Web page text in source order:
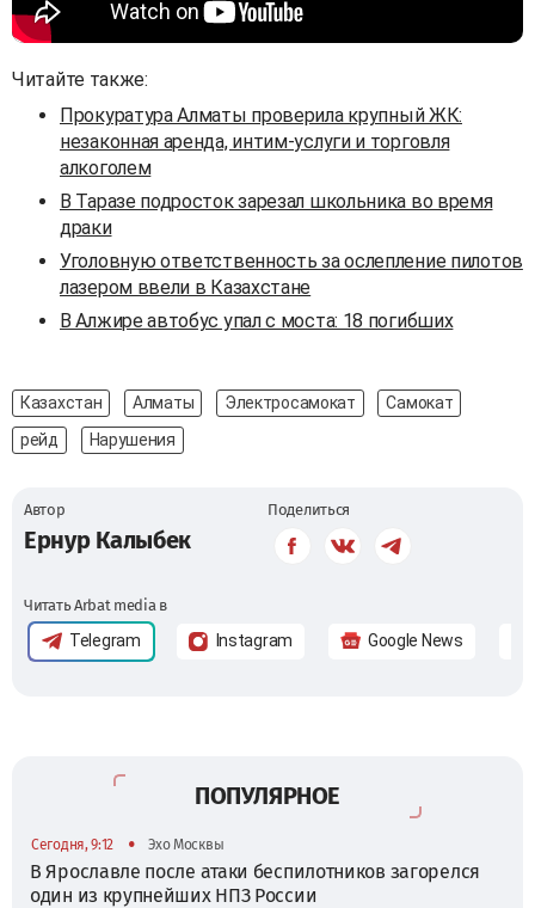
Читайте также:
Прокуратура Алматы проверила крупный ЖК:
незаконная аренда, интим-услуги и торговля
алкоголем
В Таразе подросток зарезал школьника во время
драки
Уголовную ответственность за ослепление пилотов
лазером ввели в Казахстане
В Алжире автобус упал с моста: 18 погибших
Казахстан Алматы Электросамокат
Самокат
рейд
Нарушения
Автор
Ернур Калыбек
Поделиться
Читать Arbat media в
Telegram Instagram Google News
ПОПУЛЯРНОЕ
Сегодня, 9:12 • Эхо Москвы
В Ярославле после атаки беспилотников загорелся
один из крупнейших НПЗ России